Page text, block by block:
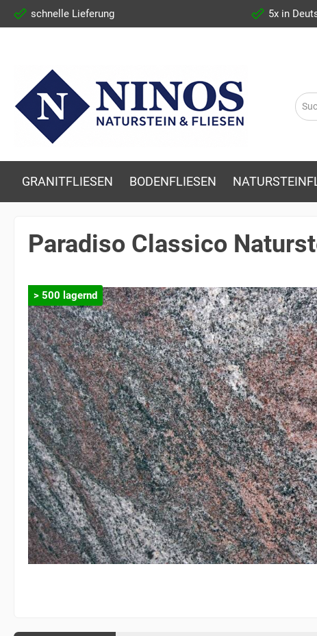
schnelle Lieferung 5x in
GRANITFLIESEN BODENFLIESEN
Paradiso Classico
> 500 lagernd